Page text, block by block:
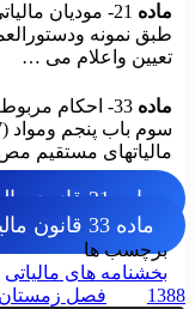
ماده
21- مودیان
طبق نمونه
تعیین واعلام می …
ماده
33- احکام
مالیاتهای مستقیم
ماده 21 قانون مالیات های مستقیم
ماده 33 قانون مالیات های مستقیم
برچسب ها
بخشنامه های مالیاتی
1388
فصل زمستان